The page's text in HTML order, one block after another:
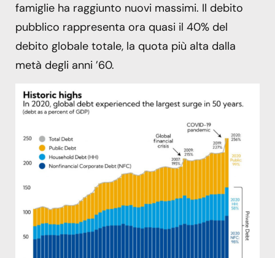
famiglie ha raggiunto nuovi massimi. Il debito
pubblico rappresenta ora quasi il 40% del
debito globale totale, la quota più alta dalla
metà degli anni ’60.